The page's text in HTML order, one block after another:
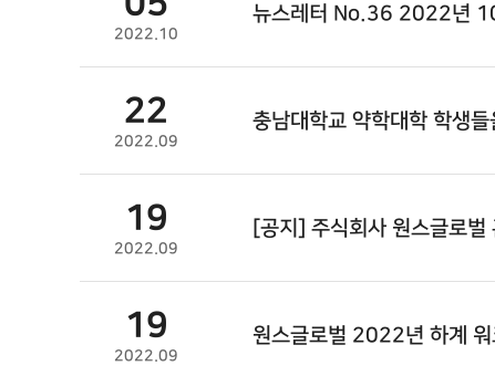
2022.10
뉴스레터 No.36 2022년
22
2022.09
충남대학교 약학대학 학생들
19
2022.09
[공지] 주식회사 원스글로벌
19
2022.09
원스글로벌 2022년 하계